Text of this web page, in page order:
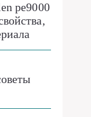
pe9000